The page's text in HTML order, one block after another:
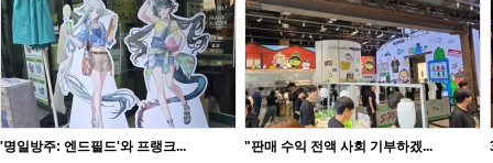
'명일방주: 엔드필드'와 프랭크... "판매 수익 전액 사회 기부하겠...